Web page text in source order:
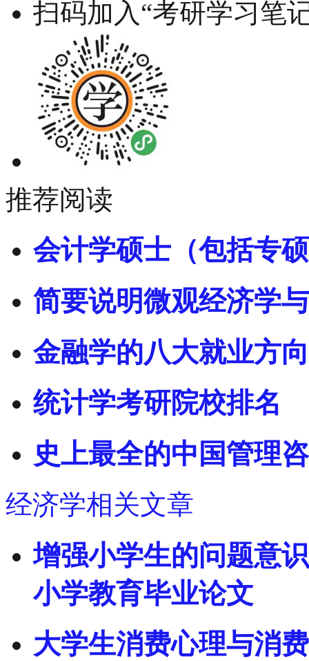
扫码加入“考研学习笔
推荐阅读
会计学硕士（包括专
简要说明微观经济学
金融学的八大就业方
统计学考研院校排名
史上最全的中国管理
经济学相关文章
增强小学生的问题意
小学教育毕业论文
大学生消费心理与消